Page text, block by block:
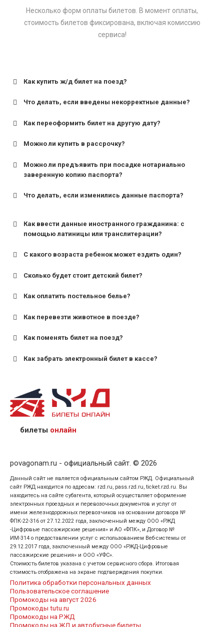
Несколько форм оплаты билетов. В момент оплаты,
стоимость билетов фиксирована, включая комиссию
сервиса!
Как купить ж/д билет на поезд?
Что делать, если введены некорректные данные?
Как переоформить билет на другую дату?
Можно ли купить в рассрочку?
Можно ли предъявить при посадке нотариально
заверенную копию паспорта?
Что делать, если изменились данные паспорта?
Как ввести данные иностранного гражданина: с
помощью латиницы или транслитерации?
С какого возраста ребенок может ездить один?
для поездов дальнего следования — от 10 лет и
для пригородных поездов — от 7 лет.
Сколько будет стоит детский билет?
Как оплатить постельное белье?
Как перевезти животное в поезде?
Как поменять билет на поезд?
Как забрать электронный билет в кассе?
назвав кассиру 14-значный номер заказа;
предъявив удостоверение личности пассажира, на
кого оформлен билет.
билеты онлайн
povagonam.ru - официальный сайт. © 2026
Данный сайт не является официальным сайтом РЖД. Официальный
сайт РЖД находится по адресам: rzd.ru, pass.rzd.ru, ticket.rzd.ru. Вы
находитесь на сайте субагента, который осуществляет оформление
электронных проездных и перевозочных документов и услуг от
имени железнодорожных перевозчиков на основании договора №
ФПК-22-316 от 27.12.2022 года, заключенный между ООО «РЖД
-Цифровые пассажирские решения» и АО «ФПК», и Договор №
ИМ-314 о предоставлении услуг с использованием Веб-системы от
29.12.2017 года, заключенный между ООО «РЖД-Цифровые
пассажирские решения» и ООО «УФС».
Стоимость билетов указана с учетом сервисного сбора. Итоговая
стоимость отображена на экране подтверждения покупки.
Политика обработки персональных данных
Пользовательское соглашение
Промокоды на август 2026
Промокоды tutu.ru
Промокоды на РЖД
Промокоды на ЖД и автобусные билеты